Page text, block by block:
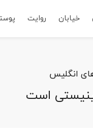
خیابان روایت
انگلیس
است